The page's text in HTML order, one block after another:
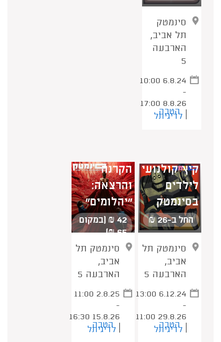
סינמטק
תל אביב,
הארבעה
5
10:00 6.8.24
-
17:00 8.8.26
הטבה
לדיגיתל
קיץ קולנועי
לילדים
בסינמטק
החל ב-26 ₪
סינמטק תל
אביב,
הארבעה 5
13:00 6.12.24
-
11:00 29.8.26
הטבה
לדיגיתל
הקרנה
והרצאה:
"יהלומים"
42 ₪ (במקום
65 ₪)
סינמטק תל
אביב,
הארבעה 5
11:00 2.8.25
-
16:30 15.8.26
הטבה
לדיגיתל